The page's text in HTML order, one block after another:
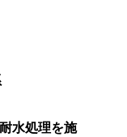
水処理を施